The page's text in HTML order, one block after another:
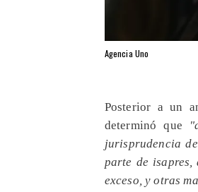
Agencia Uno
Posterior a un
determinó que
jurisprudencia
parte de
exceso, y otras